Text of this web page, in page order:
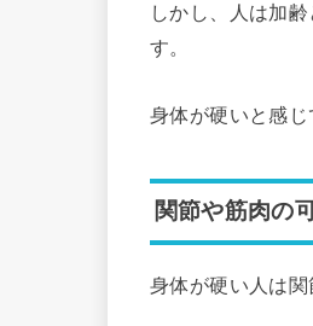
しかし、人は加
す。
身体が硬いと感
関節や筋肉の
身体が硬い人は関